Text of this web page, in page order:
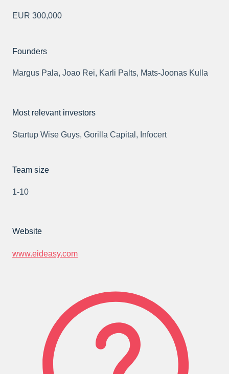
EUR 300,000
Founders
Margus Pala, Joao Rei, Karli Palts, Mats-Joonas Kulla
Most relevant investors
Startup Wise Guys, Gorilla Capital, Infocert
Team size
1-10
Website
www.eideasy.com